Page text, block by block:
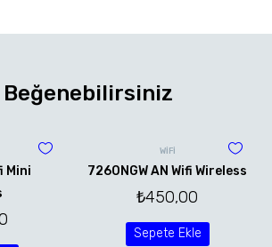
Beğenebilirsiniz
Mini
WİFİ
7260NGW AN Wifi Wireless
₺450,00
Sepete Ekle